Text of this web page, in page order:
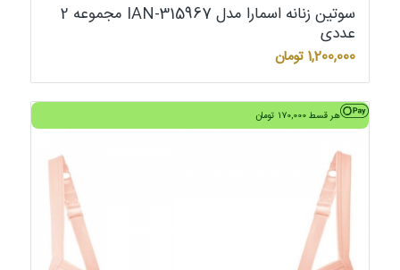
سوتین زنانه اسمارا مدل IAN-315967 مجموعه 2
عددی
1,200,000 تومان
هر قسط170,000 تومان